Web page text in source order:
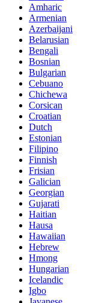
Amharic
Armenian
Azerbaijani
Belarusian
Bengali
Bosnian
Bulgarian
Cebuano
Chichewa
Corsican
Croatian
Dutch
Estonian
Filipino
Finnish
Frisian
Galician
Georgian
Gujarati
Haitian
Hausa
Hawaiian
Hebrew
Hmong
Hungarian
Icelandic
Igbo